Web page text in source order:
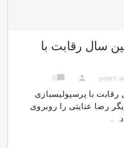
سال رقابت با
person
chat_bubble
0
با پرسپولیسبازی
رضا عنایتی را روبروی
…